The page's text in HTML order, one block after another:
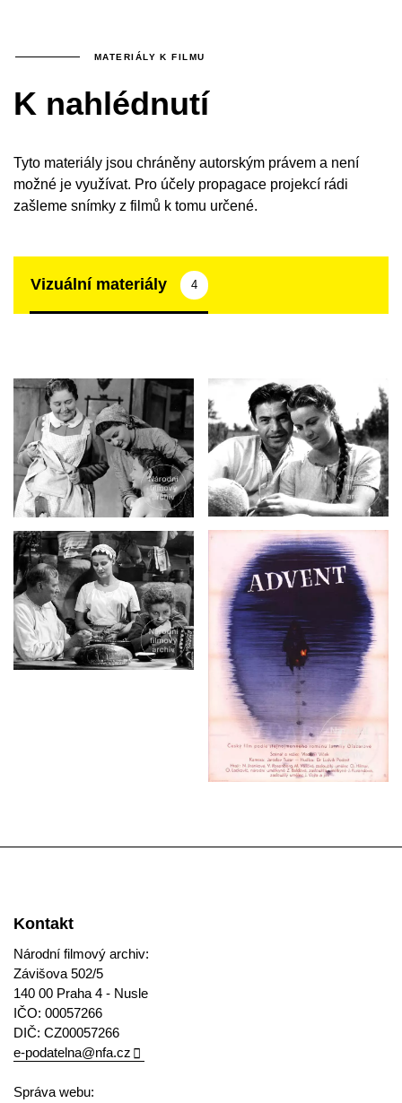
MATERIÁLY K FILMU
K nahlédnutí
Tyto materiály jsou chráněny autorským právem a není
možné je využívat. Pro účely propagace projekcí rádi
zašleme snímky z filmů k tomu určené.
Vizuální materiály 4
Kontakt
Národní filmový archiv:
Závišova 502/5
140 00 Praha 4 - Nusle
IČO: 00057266
DIČ: CZ00057266
e-podatelna@nfa.cz
Správa webu: